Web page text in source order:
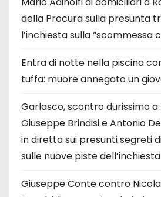
della Procura sulla presunta
l’inchiesta sulla “scommessa
Entra di notte nella piscina
tuffa: muore annegato un
Garlasco, scontro durissimo
Giuseppe Brindisi e Antonio
in diretta sui presunti segreti
sulle nuove piste dell’inchiesta
Giuseppe Conte contro